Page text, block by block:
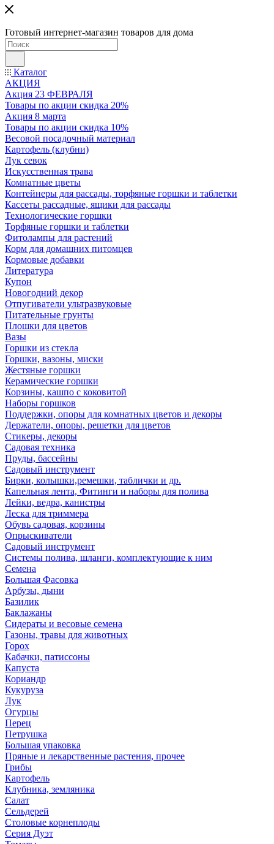
Готовый интернет-магазин товаров для дома
Каталог
АКЦИЯ
Акция 23 ФЕВРАЛЯ
Товары по акции скидка 20%
Акция 8 марта
Товары по акции скидка 10%
Весовой посадочный материал
Картофель (клубни)
Лук севок
Искусственная трава
Комнатные цветы
Контейнеры для рассады, торфяные горшки и таблетки
Кассеты рассадные, ящики для рассады
Технологические горшки
Торфяные горшки и таблетки
Фитолампы для растений
Корм для домашних питомцев
Кормовые добавки
Литература
Купон
Новогодний декор
Отпугиватели ультразвуковые
Питательные грунты
Плошки для цветов
Вазы
Горшки из стекла
Горшки, вазоны, миски
Жестяные горшки
Керамические горшки
Корзины, кашпо с коковитой
Наборы горшков
Поддержки, опоры для комнатных цветов и декоры
Держатели, опоры, решетки для цветов
Стикеры, декоры
Садовая техника
Пруды, бассейны
Садовый инструмент
Бирки, колышки,ремешки, таблички и др.
Капельная лента, Фитинги и наборы для полива
Лейки, ведра, канистры
Леска для триммера
Обувь садовая, корзины
Опрыскиватели
Садовый инструмент
Системы полива, шланги, комплектующие к ним
Семена
Большая Фасовка
Арбузы, дыни
Базилик
Баклажаны
Сидераты и весовые семена
Газоны, травы для животных
Горох
Кабачки, патиссоны
Капуста
Кориандр
Кукуруза
Лук
Огурцы
Перец
Петрушка
Большая упаковка
Пряные и лекарственные растения, прочее
Грибы
Картофель
Клубника, земляника
Салат
Сельдерей
Столовые корнеплоды
Серия Дуэт